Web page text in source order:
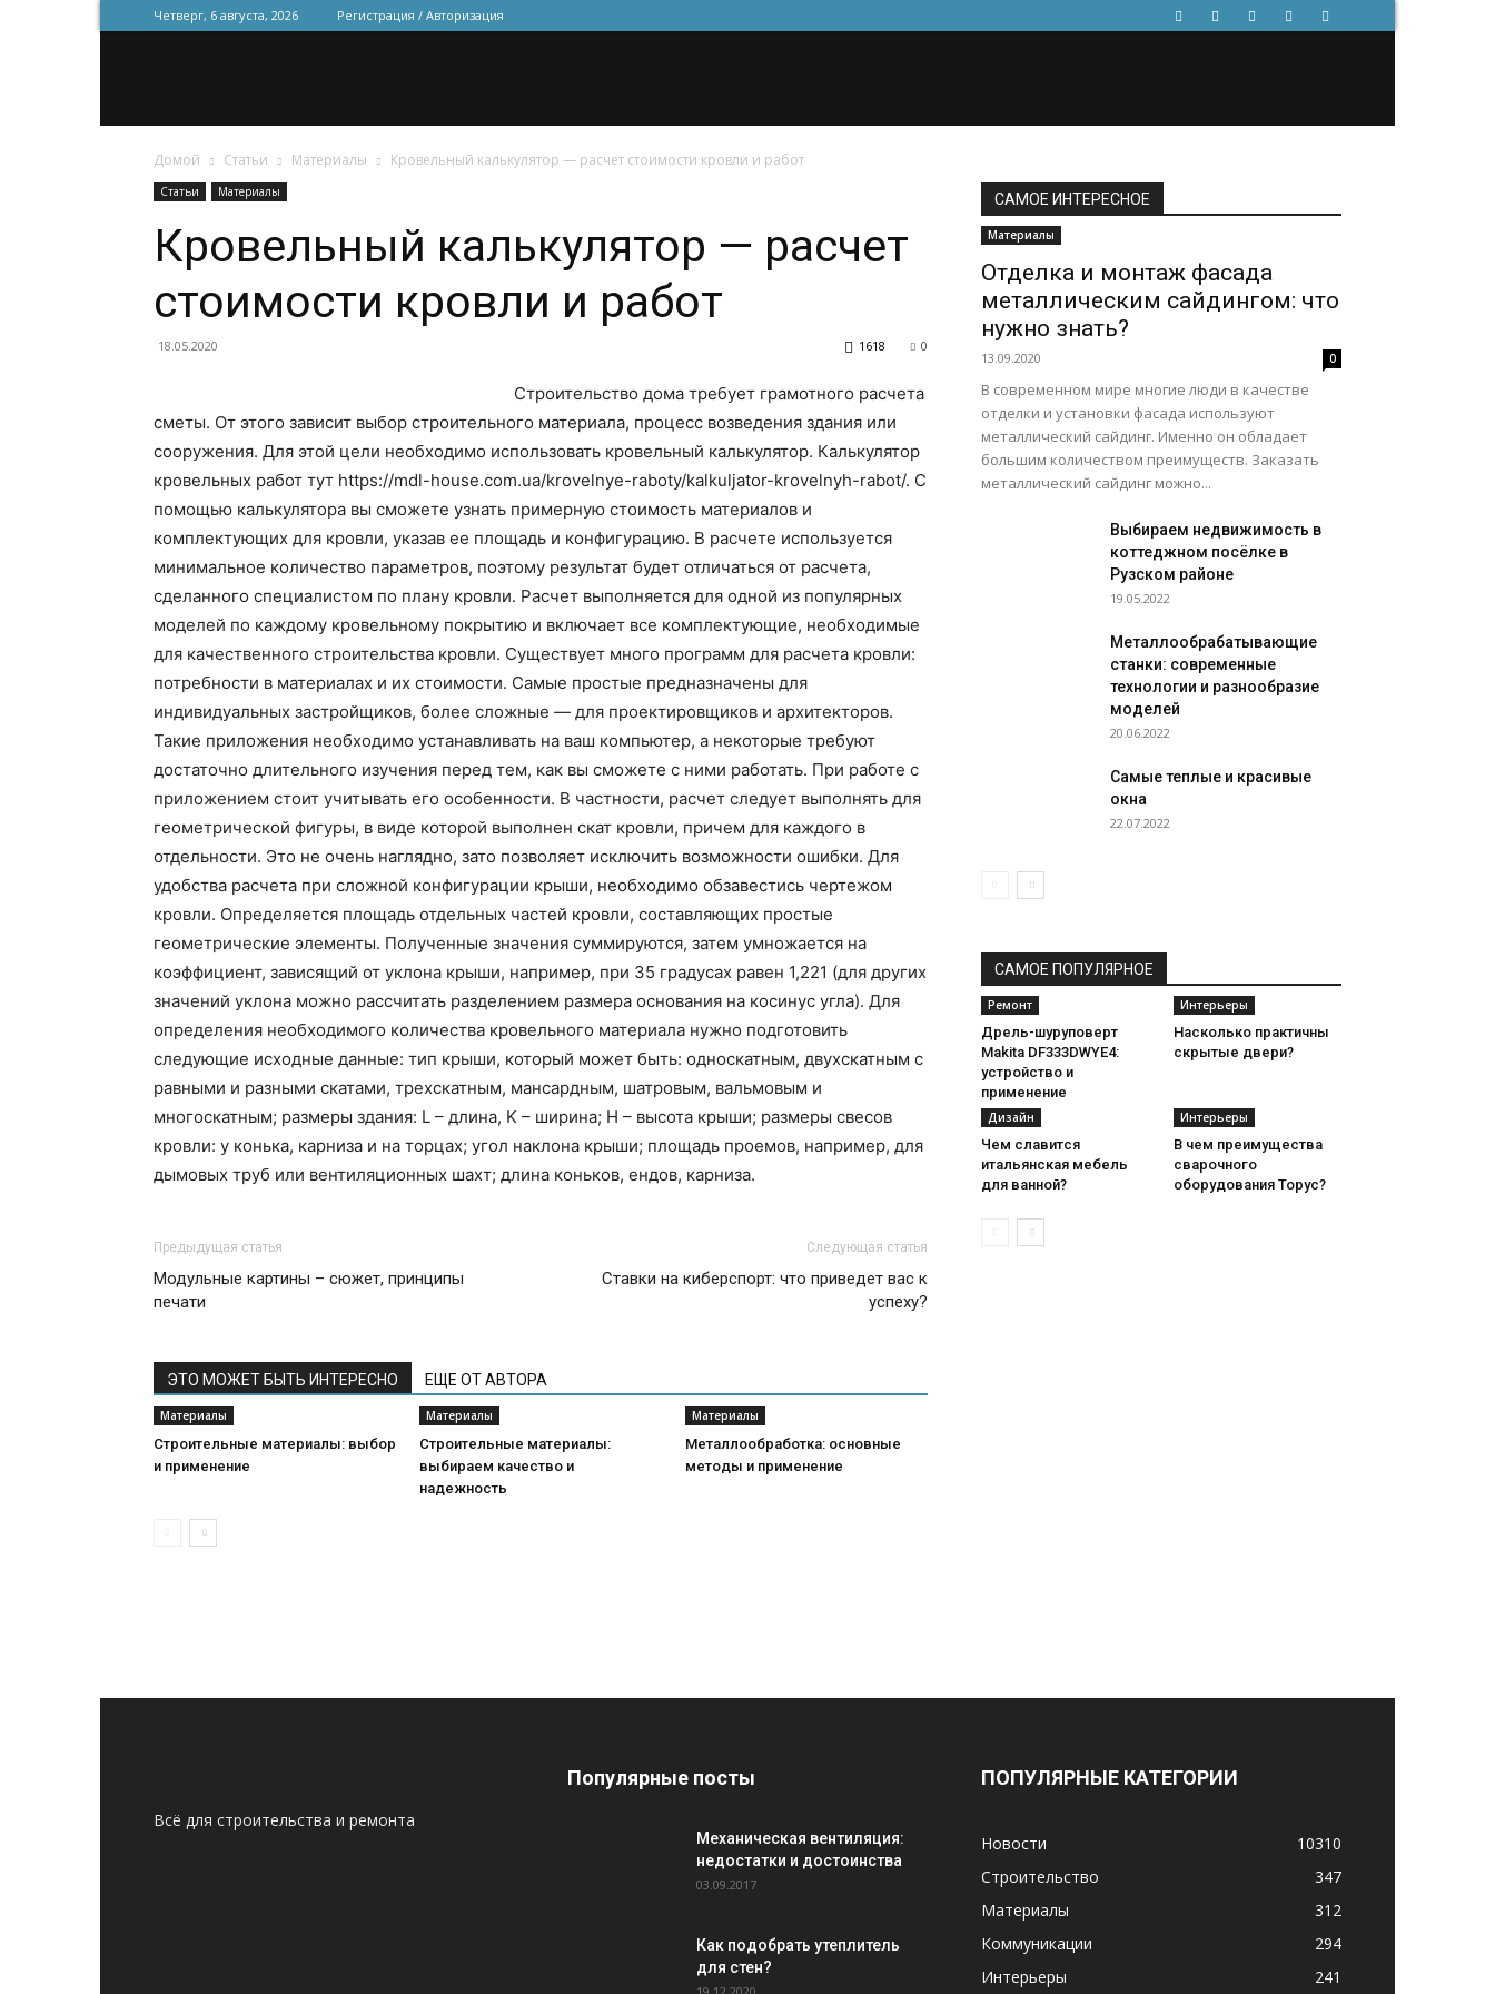
Четверг, 6 августа, 2026 Регистрация / Авторизация
Домой Статьи Материалы Кровельный калькулятор — расчет стоимости кровли и работ
Статьи Материалы
Кровельный калькулятор — расчет
стоимости кровли и работ
18.05.2020 0
1618
Строительство дома требует грамотного расчета
сметы. От этого зависит выбор строительного материала, процесс возведения здания или
сооружения. Для этой цели необходимо использовать кровельный калькулятор. Калькулятор
кровельных работ тут https://mdl-house.com.ua/krovelnye-raboty/kalkuljator-krovelnyh-rabot/. С
помощью калькулятора вы сможете узнать примерную стоимость материалов и
комплектующих для кровли, указав ее площадь и конфигурацию. В расчете используется
минимальное количество параметров, поэтому результат будет отличаться от расчета,
сделанного специалистом по плану кровли. Расчет выполняется для одной из популярных
моделей по каждому кровельному покрытию и включает все комплектующие, необходимые
для качественного строительства кровли. Существует много программ для расчета кровли:
потребности в материалах и их стоимости. Самые простые предназначены для
индивидуальных застройщиков, более сложные — для проектировщиков и архитекторов.
Такие приложения необходимо устанавливать на ваш компьютер, а некоторые требуют
достаточно длительного изучения перед тем, как вы сможете с ними работать. При работе с
приложением стоит учитывать его особенности. В частности, расчет следует выполнять для
геометрической фигуры, в виде которой выполнен скат кровли, причем для каждого в
отдельности. Это не очень наглядно, зато позволяет исключить возможности ошибки. Для
удобства расчета при сложной конфигурации крыши, необходимо обзавестись чертежом
кровли. Определяется площадь отдельных частей кровли, составляющих простые
геометрические элементы. Полученные значения суммируются, затем умножается на
коэффициент, зависящий от уклона крыши, например, при 35 градусах равен 1,221 (для других
значений уклона можно рассчитать разделением размера основания на косинус угла). Для
определения необходимого количества кровельного материала нужно подготовить
следующие исходные данные: тип крыши, который может быть: односкатным, двухскатным с
равными и разными скатами, трехскатным, мансардным, шатровым, вальмовым и
многоскатным; размеры здания: L – длина, K – ширина; H – высота крыши; размеры свесов
кровли: у конька, карниза и на торцах; угол наклона крыши; площадь проемов, например, для
дымовых труб или вентиляционных шахт; длина коньков, ендов, карниза.
Предыдущая статья
Модульные картины – сюжет, принципы
печати
Следующая статья
Ставки на киберспорт: что приведет вас к
успеху?
ЭТО МОЖЕТ БЫТЬ ИНТЕРЕСНО ЕЩЕ ОТ АВТОРА
Материалы
Строительные материалы: выбор
и применение
Материалы
Строительные материалы:
выбираем качество и
надежность
Материалы
Металлообработка: основные
методы и применение
САМОЕ ИНТЕРЕСНОЕ
Материалы
Отделка и монтаж фасада
металлическим сайдингом: что
нужно знать?
13.09.2020 0
В современном мире многие люди в качестве
отделки и установки фасада используют
металлический сайдинг. Именно он обладает
большим количеством преимуществ. Заказать
металлический сайдинг можно...
Выбираем недвижимость в
коттеджном посёлке в
Рузском районе
19.05.2022
Металлообрабатывающие
станки: современные
технологии и разнообразие
моделей
20.06.2022
Самые теплые и красивые
окна
22.07.2022
САМОЕ ПОПУЛЯРНОЕ
Ремонт
Дрель-шуруповерт
Makita DF333DWYE4:
устройство и
применение
Интерьеры
Насколько практичны
скрытые двери?
Дизайн
Чем славится
итальянская мебель
для ванной?
Интерьеры
В чем преимущества
сварочного
оборудования Торус?
Всё для строительства и ремонта
Популярные посты
Механическая вентиляция:
недостатки и достоинства
03.09.2017
Как подобрать утеплитель
для стен?
ПОПУЛЯРНЫЕ КАТЕГОРИИ
Новости
10310
Строительство
347
Материалы
312
Коммуникации
294
Интерьеры
241